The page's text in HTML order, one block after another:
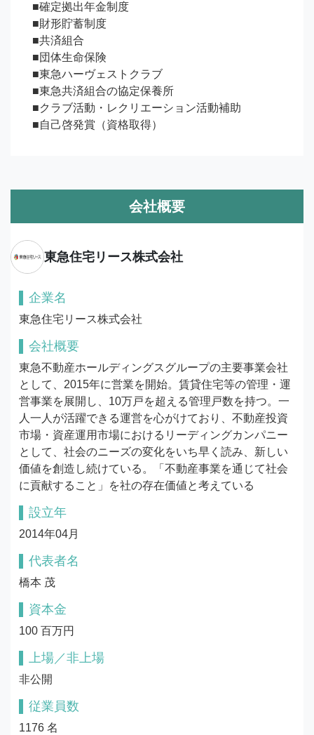
■確定拠出年金制度
■財形貯蓄制度
■共済組合
■団体生命保険
■東急ハーヴェストクラブ
■東急共済組合の協定保養所
■クラブ活動・レクリエーション活動補助
■自己啓発賞（資格取得）
会社概要
東急住宅リース株式会社
企業名
東急住宅リース株式会社
会社概要
東急不動産ホールディングスグループの主要事業会社
として、2015年に営業を開始。賃貸住宅等の管理・運
営事業を展開し、10万戸を超える管理戸数を持つ。一
人一人が活躍できる運営を心がけており、不動産投資
市場・資産運用市場におけるリーディングカンパニー
として、社会のニーズの変化をいち早く読み、新しい
価値を創造し続けている。「不動産事業を通じて社会
に貢献すること」を社の存在価値と考えている
設立年
2014年04月
代表者名
橋本 茂
資本金
100 百万円
上場／非上場
非公開
従業員数
1176 名